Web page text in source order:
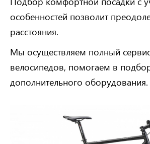
особенностей позволит
расстояния.
Мы осуществляем полный
велосипедов, помогаем в
дополнительного оборудования.